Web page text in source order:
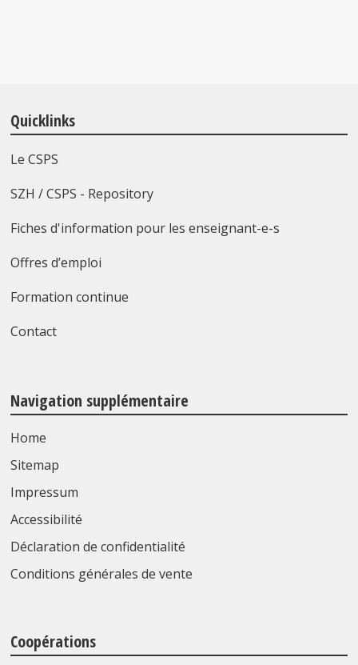
Quicklinks
Le CSPS
SZH / CSPS - Repository
Fiches d'information pour les enseignant-e-s
Offres d’emploi
Formation continue
Contact
Navigation supplémentaire
Home
Sitemap
Impressum
Accessibilité
Déclaration de confidentialité
Conditions générales de vente
Coopérations